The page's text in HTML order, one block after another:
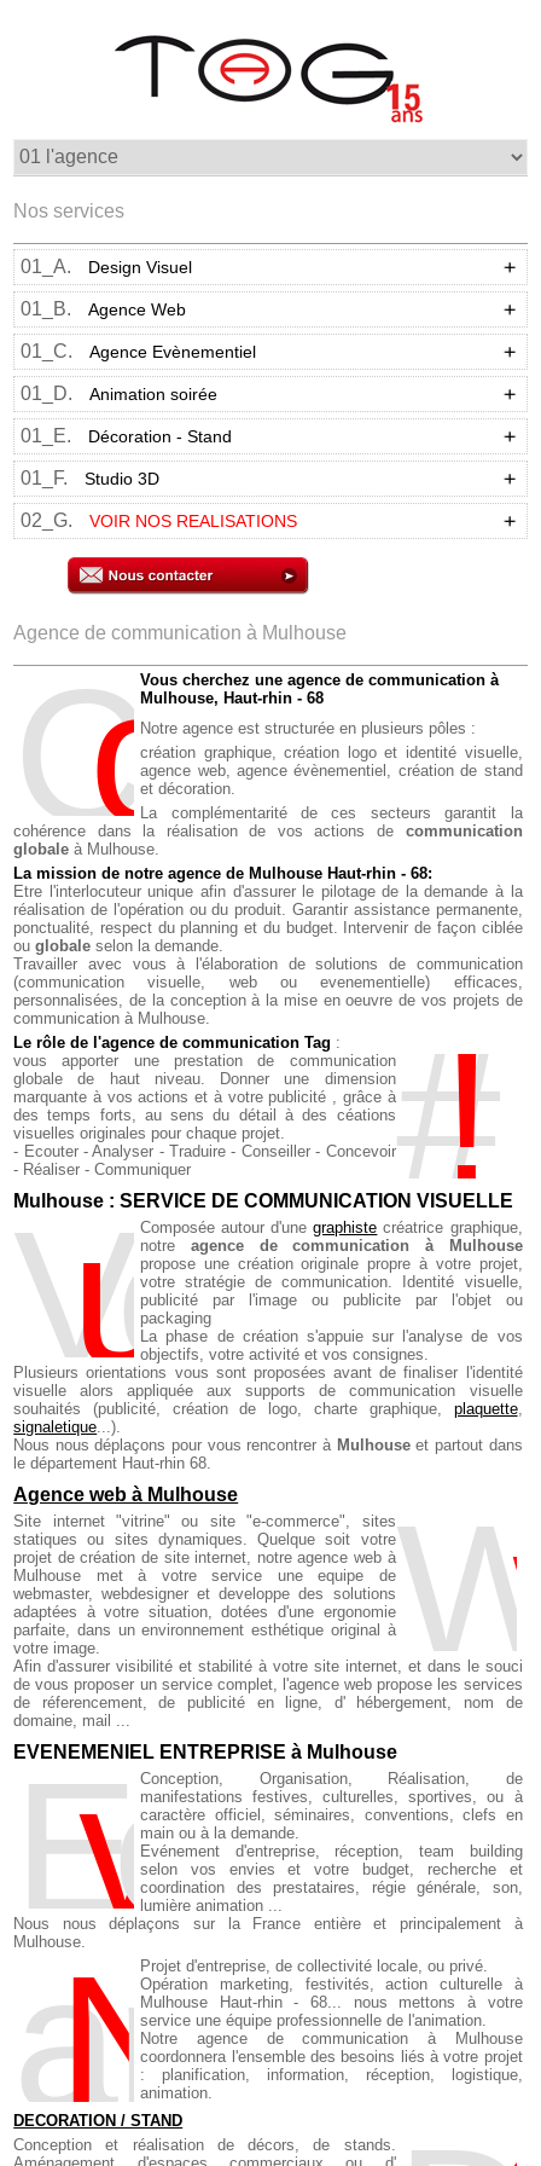
Nos services
01_A. Design Visuel
01_B. Agence Web
01_C. Agence Evènementiel
01_D. Animation soirée
01_E. Décoration - Stand
01_F. Studio 3D
02_G. VOIR NOS REALISATIONS
Agence de communication à Mulhouse
CoM
Vous cherchez une agence de communication à
Mulhouse, Haut-rhin - 68
Notre agence est structurée en plusieurs pôles :
création graphique, création logo et identité visuelle,
agence web, agence évènementiel, création de stand
et décoration.
La complémentarité de ces secteurs garantit la
cohérence dans la réalisation de vos actions de communication
globale à Mulhouse.
La mission de notre agence de Mulhouse Haut-rhin - 68:
Etre l'interlocuteur unique afin d'assurer le pilotage de la demande à la
réalisation de l'opération ou du produit. Garantir assistance permanente,
ponctualité, respect du planning et du budget. Intervenir de façon ciblée
ouglobale selon la demande.
Travailler avec vous à l'élaboration de solutions de communication
(communication visuelle, web ou evenementielle) efficaces,
personnalisées, de la conception à la mise en oeuvre de vos projets de
communication à Mulhouse.
#
Le rôle de l'agence de communication Tag :
vous apporter une prestation de communication
globale de haut niveau. Donner une dimension
marquante à vos actions et à votre publicité , grâce à
des temps forts, au sens du détail à des céations
visuelles originales pour chaque projet.
- Ecouter - Analyser - Traduire - Conseiller - Concevoir
- Réaliser - Communiquer
Mulhouse : SERVICE DE COMMUNICATION VISUELLE
Vue , création
Composée autour d'unegraphiste créatrice graphique,
notre agence de communication à Mulhouse
propose une création originale propre à votre projet,
votre stratégie de communication. Identité visuelle,
publicité par l'image ou publicite par l'objet ou
packaging
La phase de création s'appuie sur l'analyse de vos
objectifs, votre activité et vos consignes.
Plusieurs orientations vous sont proposées avant de finaliser l'identité
visuelle alors appliquée aux supports de communication visuelle
souhaités (publicité, création de logo,charte graphique, plaquette,
signaletique...).
Nous nous déplaçons pour vous rencontrer à Mulhouseet partout dans
le département Haut-rhin 68.
Agence web à Mulhouse W
Site internet "vitrine" ou site "e-commerce", sites
statiques ou sites dynamiques. Quelque soit votre
projet de création de site internet, notre agence web à
Mulhouse met à votre service une equipe de
webmaster, webdesigner et developpe des solutions
adaptées à votre situation, dotées d'une ergonomie
parfaite, dans un environnement esthétique original à
votre image.
Afin d'assurer visibilité et stabilité à votre site internet, et dans le souci
de vous proposer un service complet, l'agence web propose les services
de réferencement, de publicité en ligne, d' hébergement, nom de
domaine, mail ...
EVENEMENIEL ENTREPRISE à Mulhouse
Evenemt
Conception, Organisation, Réalisation, de
manifestations festives, culturelles, sportives, ou à
caractère officiel, séminaires, conventions, clefs en
main ou à la demande.
Evénement d'entreprise, réception, team building
selon vos envies et votre budget, recherche et
coordination des prestataires, régie générale, son,
lumière animation ...
Nous nous déplaçons sur la France entière et principalement à
Mulhouse.
aNimation
Projet d'entreprise, de collectivité locale, ou privé.
Opération marketing, festivités, action culturelle à
Mulhouse Haut-rhin - 68... nous mettons à votre
service une équipe professionnelle de l'animation.
Notre agence de communication à Mulhouse
coordonnera l'ensemble des besoins liés à votre projet
: planification, information, réception, logistique,
animation.
DECORATION / STAND
Conception et réalisation de décors, de stands.